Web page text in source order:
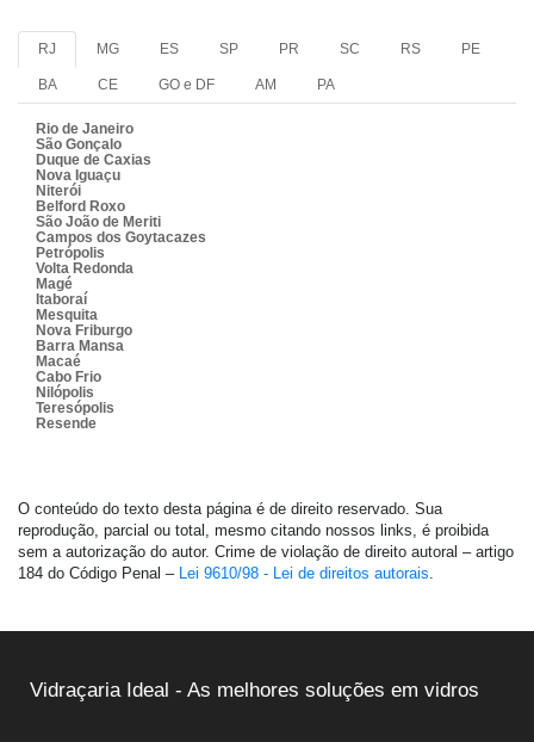
RJ MG ES SP PR SC RS PE
BA CE GO e DF AM PA
Rio de Janeiro
São Gonçalo
Duque de Caxias
Nova Iguaçu
Niterói
Belford Roxo
São João de Meriti
Campos dos Goytacazes
Petrópolis
Volta Redonda
Magé
Itaboraí
Mesquita
Nova Friburgo
Barra Mansa
Macaé
Cabo Frio
Nilópolis
Teresópolis
Resende
O conteúdo do texto desta página é de direito reservado. Sua
reprodução, parcial ou total, mesmo citando nossos links, é proibida
sem a autorização do autor. Crime de violação de direito autoral – artigo
184 do Código Penal – Lei 9610/98 - Lei de direitos autorais.
Vidraçaria Ideal - As melhores soluções em vidros